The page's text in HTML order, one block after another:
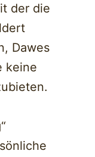
der die
Dawes
keine